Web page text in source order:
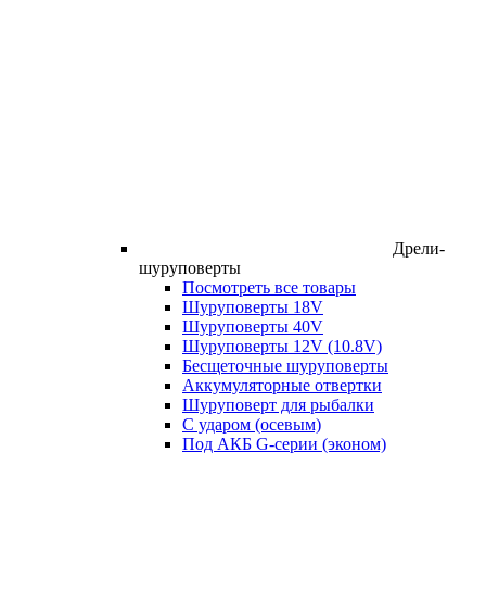
Дрели-
шуруповерты
Посмотреть все товары
Шуруповерты 18V
Шуруповерты 40V
Шуруповерты 12V (10.8V)
Бесщеточные шуруповерты
Аккумуляторные отвертки
Шуруповерт для рыбалки
С ударом (осевым)
Под АКБ G-серии (эконом)